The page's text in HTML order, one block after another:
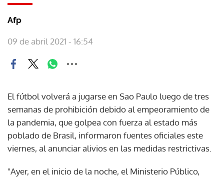
Afp
09 de abril 2021 - 16:54
El fútbol volverá a jugarse en Sao Paulo luego de tres
semanas de prohibición debido al empeoramiento de
la pandemia, que golpea con fuerza al estado más
poblado de Brasil, informaron fuentes oficiales este
viernes, al anunciar alivios en las medidas restrictivas.
"Ayer, en el inicio de la noche, el Ministerio Público,